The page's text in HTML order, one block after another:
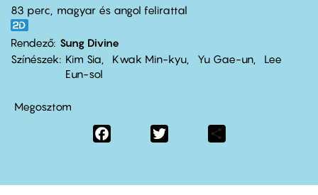
83 perc,
magyar és angol felirattal
Rendező Sung Divine
Színészek
Kim Sia Kwak Min-kyu Yu Gae-un
Lee
Eun-sol
Megosztom
Facebook